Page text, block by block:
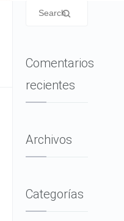
Comentarios
recientes
Archivos
Categorías